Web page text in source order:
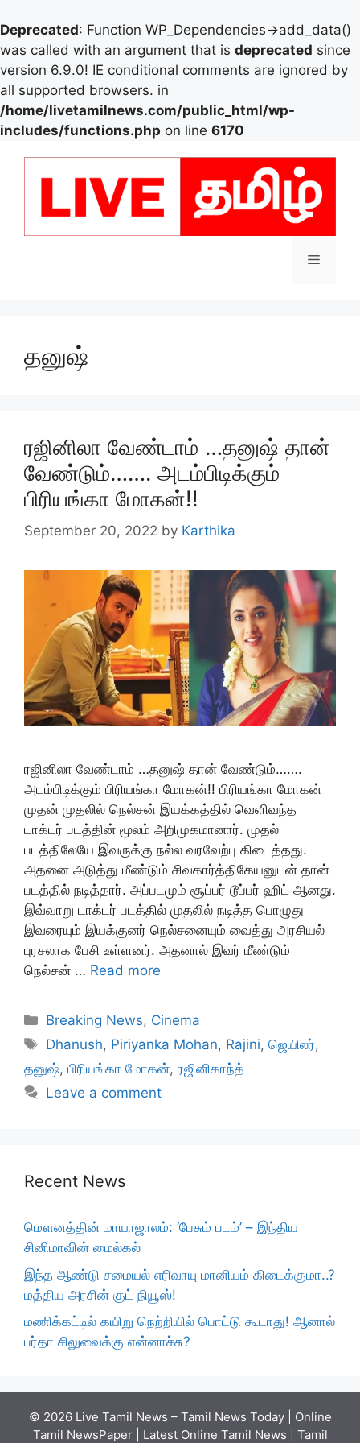
Deprecated: Function WP_Dependencies->add_data()
was called with an argument that is deprecated since
version 6.9.0! IE conditional comments are ignored by
all supported browsers. in
/home/livetamilnews.com/public_html/wp-
includes/functions.php on line 6170
Menu
தனுஷ்
ரஜினிலா வேண்டாம் …தனுஷ் தான்
வேண்டும்……. அடம்பிடிக்கும்
பிரியங்கா மோகன்!!
September 20, 2022 by Karthika
ரஜினிலா வேண்டாம் …தனுஷ் தான் வேண்டும்…….
அடம்பிடிக்கும் பிரியங்கா மோகன்!! பிரியங்கா மோகன்
முதன் முதலில் நெல்சன் இயக்கத்தில் வெளிவந்த
டாக்டர் படத்தின் மூலம் அறிமுகமானார். முதல்
படத்திலேயே இவருக்கு நல்ல வரவேற்பு கிடைத்தது.
அதனை அடுத்து மீண்டும் சிவகார்த்திகேயனுடன் தான்
படத்தில் நடித்தார். அப்படமும் சூப்பர் டூப்பர் ஹிட் ஆனது.
இவ்வாறு டாக்டர் படத்தில் முதலில் நடித்த பொழுது
இவரையும் இயக்குனர் நெல்சனையும் வைத்து அரசியல்
புரசலாக பேசி உள்ளனர். அதனால் இவர் மீண்டும்
நெல்சன் … Read more
Categories
Breaking News, Cinema
Tags
Dhanush, Piriyanka Mohan, Rajini,ஜெயிலர்,
தனுஷ், பிரியங்கா மோகன், ரஜினிகாந்த்
Leave a comment
Recent News
மௌனத்தின் மாயாஜாலம்: ‘பேசும் படம்’ – இந்திய
சினிமாவின் மைல்கல்
இந்த ஆண்டு சமையல் எரிவாயு மானியம் கிடைக்குமா..?
மத்திய அரசின் குட் நியூஸ்!
மணிக்கட்டில் கயிறு நெற்றியில் பொட்டு கூடாது! ஆனால்
பர்தா சிலுவைக்கு என்னாச்சு?
© 2026 Live Tamil News – Tamil News Today | Online
Tamil NewsPaper | Latest Online Tamil News | Tamil